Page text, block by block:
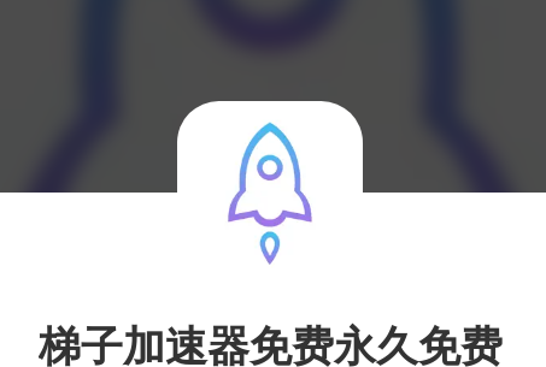
梯子加速器免费永久免费